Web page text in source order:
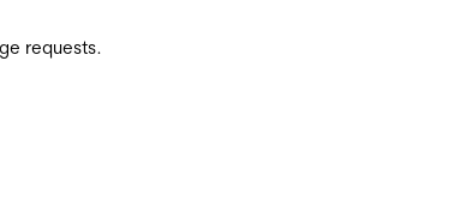
requests.